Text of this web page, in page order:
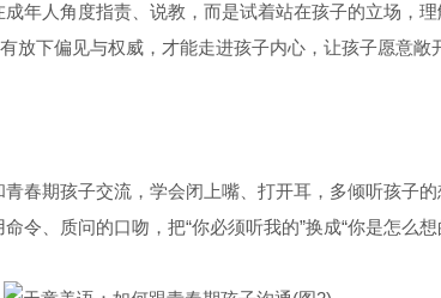
年人角度指责、说教，而是试着站在孩子的立场，
放下偏见与权威，才能走进孩子内心，让孩子愿意敞
春期孩子交流，学会闭上嘴、打开耳，多倾听孩子
、质问的口吻，把“你必须听我的”换成“你是怎么